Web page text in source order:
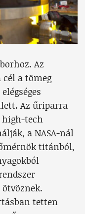
Az
cél a tömeg
Az űriparra
high-tech
a NASA-nál
titánból,
tetten